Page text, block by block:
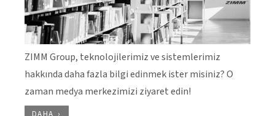
ZIMM Group, teknolojilerimiz ve sistemlerimiz
hakkında daha fazla bilgi edinmek ister misiniz? O
zaman medya merkezimizi ziyaret edin!